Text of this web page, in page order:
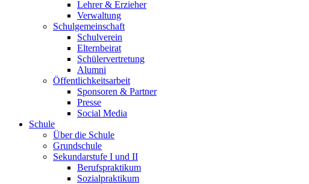
Lehrer & Erzieher
Verwaltung
Schulgemeinschaft
Schulverein
Elternbeirat
Schülervertretung
Alumni
Öffentlichkeitsarbeit
Sponsoren & Partner
Presse
Social Media
Schule
Über die Schule
Grundschule
Sekundarstufe I und II
Berufspraktikum
Sozialpraktikum